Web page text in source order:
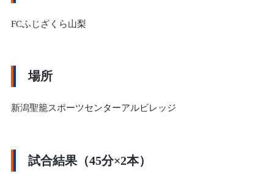
FCふじざくら山梨
場所
新潟聖籠スポーツセンターアルビレッジ
試合結果（45分×2本）